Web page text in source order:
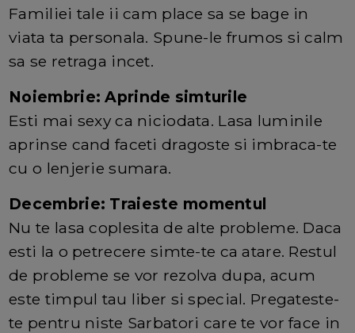
Familiei tale ii cam place sa se bage in
viata ta personala. Spune-le frumos si calm
sa se retraga incet.
Noiembrie: Aprinde simturile
Esti mai sexy ca niciodata. Lasa luminile
aprinse cand faceti dragoste si imbraca-te
cu o lenjerie sumara.
Decembrie: Traieste momentul
Nu te lasa coplesita de alte probleme. Daca
esti la o petrecere simte-te ca atare. Restul
de probleme se vor rezolva dupa, acum
este timpul tau liber si special. Pregateste-
te pentru niste Sarbatori care te vor face in